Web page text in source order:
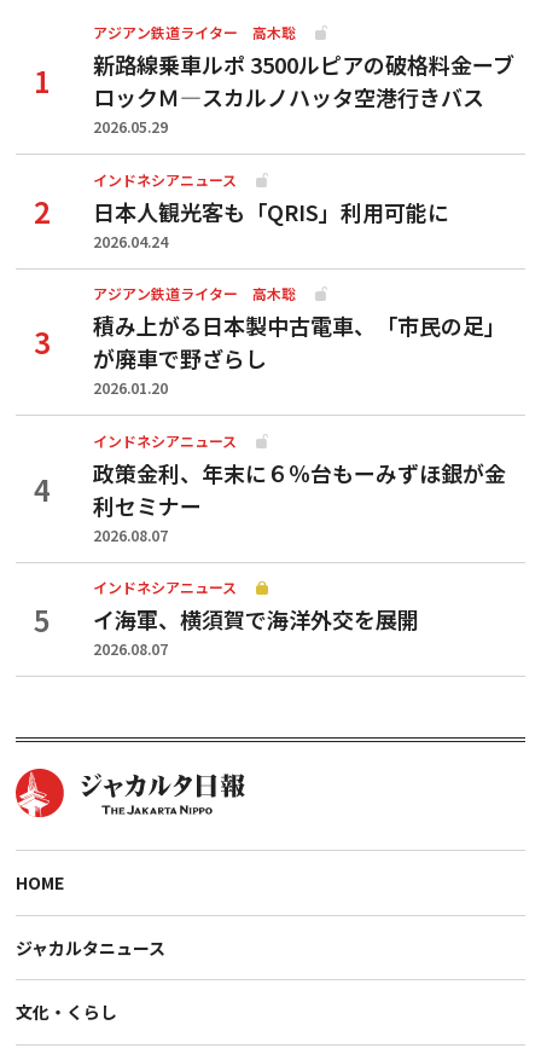
アジアン鉄道ライター 高木聡
新路線乗車ルポ 3500ルピアの破格料金ーブ
ロックＭ―スカルノハッタ空港行きバス
2026.05.29
インドネシアニュース
日本人観光客も「QRIS」利用可能に
2026.04.24
アジアン鉄道ライター 高木聡
積み上がる日本製中古電車、「市民の足」
が廃車で野ざらし
2026.01.20
インドネシアニュース
政策金利、年末に６％台もーみずほ銀が金
利セミナー
2026.08.07
インドネシアニュース
イ海軍、横須賀で海洋外交を展開
2026.08.07
HOME
ジャカルタニュース
文化・くらし